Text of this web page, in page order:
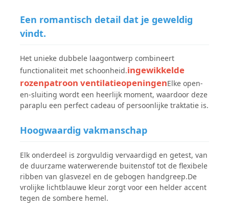
Contacteer ons
nieuws
Vraag een offerte aan
golfparaplu's
Een romantisch detail dat je geweldig
vindt.
Het unieke dubbele laagontwerp combineert
functionaliteit met schoonheid.ingewikkelde
rozenpatroon ventilatieopeningenElke open-
en-sluiting wordt een heerlijk moment, waardoor deze
paraplu een perfect cadeau of persoonlijke traktatie is.
Hoogwaardig vakmanschap
Elk onderdeel is zorgvuldig vervaardigd en getest, van
de duurzame waterwerende buitenstof tot de flexibele
ribben van glasvezel en de gebogen handgreep.De
vrolijke lichtblauwe kleur zorgt voor een helder accent
tegen de sombere hemel.